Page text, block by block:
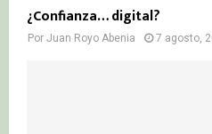
¿Confianza… digital?
Por Juan Royo Abenia 7 agosto,